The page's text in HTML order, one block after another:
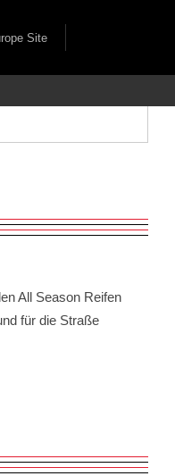
Site
All Season Reifen
für die Straße